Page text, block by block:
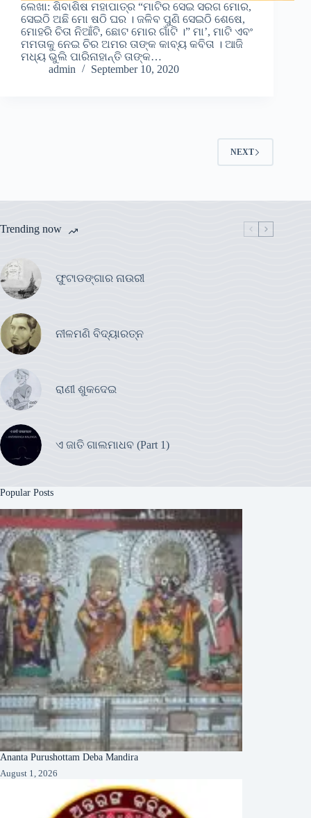
ଲେଖା: ଶିବାଶିଷ ମହାପାତ୍ର “ମାଟିର ସେଇ ସରଗ ମୋର,
ସେଇଠି ଅଛି ମୋ ଷଠି ଘର । ଜଳିବ ପୁଣି ସେଇଠି ଶେଷେ,
ମୋହରି ଚିତା ନିଆଁଟି, ଛୋଟ ମୋର ଗାଁଟି ।” ମା’, ମାଟି ଏବଂ
ମମତାକୁ ନେଇ ଚିର ଅମର ତାଙ୍କ କାବ୍ୟ କବିତା । ଆଜି
ମଧ୍ୟ ଭୁଲି ପାରିନାହାନ୍ତି ତାଙ୍କ…
admin
September 10, 2020
NEXT
Trending now
ଫୁଟାଡଙ୍ଗାର ନାଉରୀ
ନୀଳମଣି ବିଦ୍ୟାରତ୍ନ
ରାଣୀ ଶୁକଦେଇ
ଏ ଜାତି ଗାଲମାଧବ (Part 1)
Popular Posts
Ananta Purushottam Deba Mandira
August 1, 2026